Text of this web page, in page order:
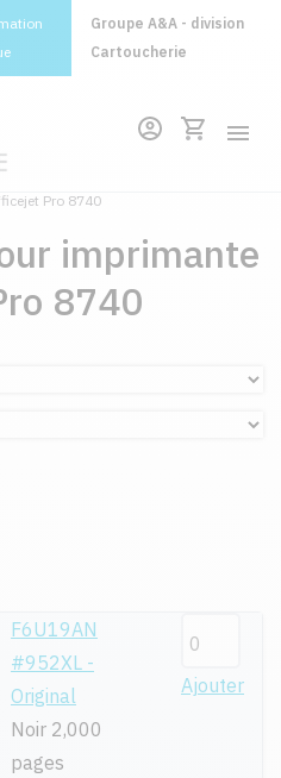
Groupe A&A - division
Cartoucherie
Pro 8740
imprimante
8740
F6U19AN
#952XL -
Original
Noir 2,000
pages
Ajouter